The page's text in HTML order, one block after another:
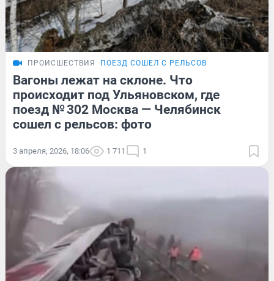
ПРОИСШЕСТВИЯ ПОЕЗД СОШЕЛ С РЕЛЬСОВ
Вагоны лежат на склоне. Что
происходит под Ульяновском, где
поезд № 302 Москва — Челябинск
сошел с рельсов: фото
3 апреля, 2026, 18:06 1 711 1